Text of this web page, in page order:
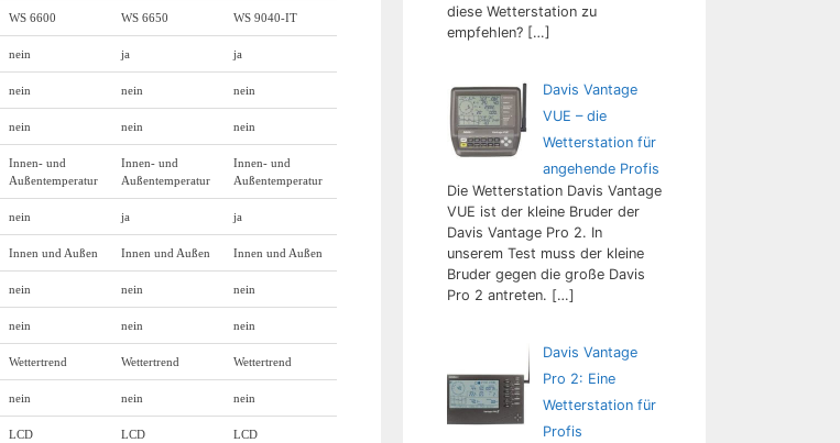
WS 6600 WS 6650 WS 9040-IT
nein ja ja
nein nein nein
nein nein nein
Innen- und
Außentemperatur
Innen- und
Außentemperatur
Innen- und
Außentemperatur
nein ja ja
Innen und Außen Innen und Außen Innen und Außen
nein nein nein
nein nein nein
Wettertrend Wettertrend Wettertrend
nein nein nein
LCD
LCD
LCD
diese Wetterstation zu
empfehlen? […]
Davis Vantage
VUE – die
Wetterstation für
angehende Profis
Die Wetterstation Davis Vantage
VUE ist der kleine Bruder der
Davis Vantage Pro 2. In
unserem Test muss der kleine
Bruder gegen die große Davis
Pro 2 antreten. […]
Davis Vantage
Pro 2: Eine
Wetterstation für
Profis